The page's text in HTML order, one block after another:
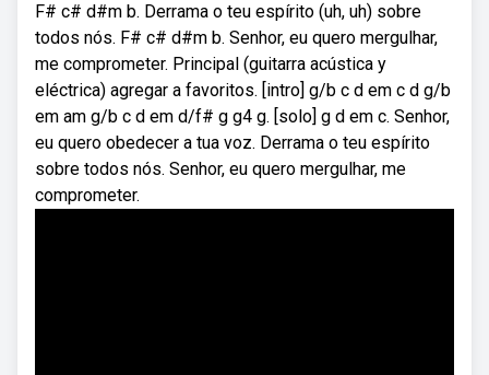
F# c# d#m b. Derrama o teu espírito (uh, uh) sobre
todos nós. F# c# d#m b. Senhor, eu quero mergulhar,
me comprometer. Principal (guitarra acústica y
eléctrica) agregar a favoritos. [intro] g/b c d em c d g/b
em am g/b c d em d/f# g g4 g. [solo] g d em c. Senhor,
eu quero obedecer a tua voz. Derrama o teu espírito
sobre todos nós. Senhor, eu quero mergulhar, me
comprometer.